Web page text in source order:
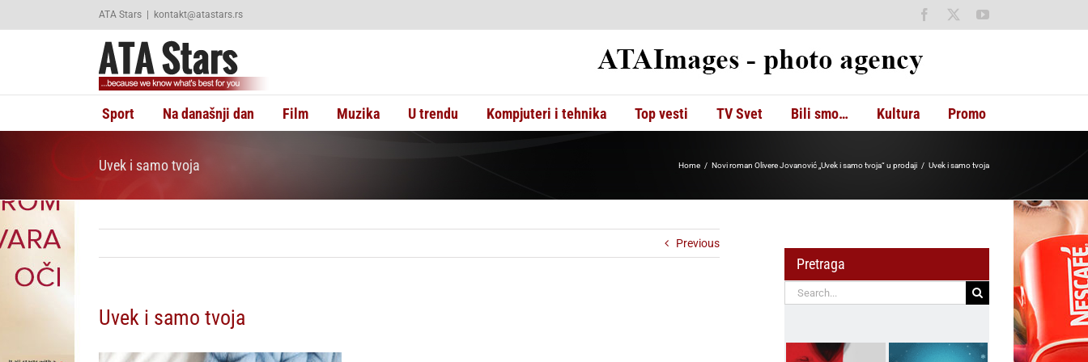
ATA Stars | kontakt@atastars.rs Facebook YouTube
Sport Na današnji dan Film Muzika U trendu Kompjuteri i tehnika Top vesti TV Svet Bili smo… Kultura Promo
Uvek i samo tvoja Home Novi roman Olivere Jovanović „Uvek i samo tvoja“ u prodaji Uvek i samo tvoja
Previous
Uvek i samo tvoja
Pretraga
Search
for: